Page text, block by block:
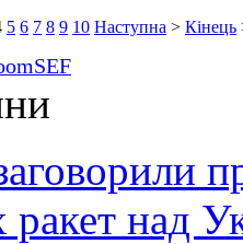
5 6 7 8 9 10 Наступна > Кінець
ракет над